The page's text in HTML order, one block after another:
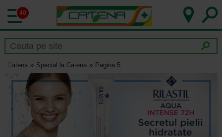
40
Catena Special la Catena Pagina 5